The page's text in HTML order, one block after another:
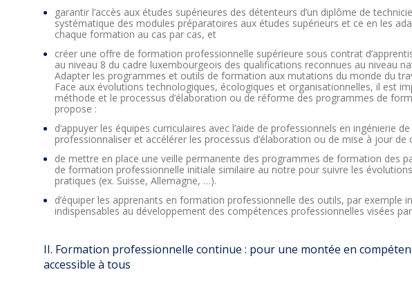
garantir l’accès aux études supérieures des détenteurs d’un diplôme de
systématique des modules préparatoires aux études supérieurs et ce en les
chaque formation au cas par cas, et
créer une offre de formation professionnelle supérieure sous contrat
au niveau 8 du cadre luxembourgeois des qualifications reconnues au niveau
Adapter les programmes et outils de formation aux mutations du monde du
Face aux évolutions technologiques, écologiques et organisationnelles, il est
méthode et le processus d’élaboration ou de réforme des programmes de
propose :
d’appuyer les équipes curriculaires avec l’aide de professionnels en ingénierie
professionnaliser et accélérer les processus d’élaboration ou de mise à jour de
de mettre en place une veille permanente des programmes de formation des
de formation professionnelle initiale similaire au notre pour suivre les
pratiques (ex. Suisse, Allemagne, …).
d’équiper les apprenants en formation professionnelle des outils, par exemple
indispensables au développement des compétences professionnelles visées
II. Formation professionnelle continue : pour une montée en
accessible à tous